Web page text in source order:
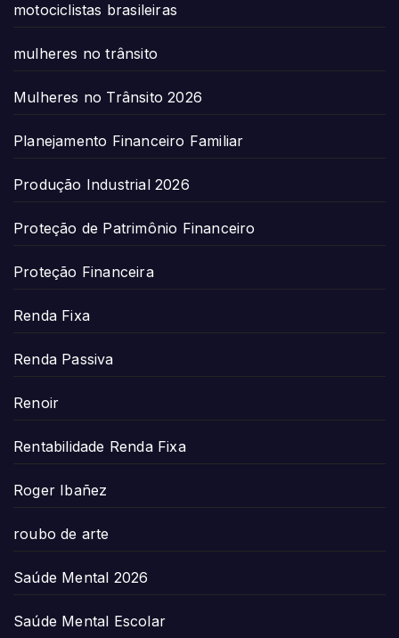
motociclistas brasileiras
mulheres no trânsito
Mulheres no Trânsito 2026
Planejamento Financeiro Familiar
Produção Industrial 2026
Proteção de Patrimônio Financeiro
Proteção Financeira
Renda Fixa
Renda Passiva
Renoir
Rentabilidade Renda Fixa
Roger Ibañez
roubo de arte
Saúde Mental 2026
Saúde Mental Escolar